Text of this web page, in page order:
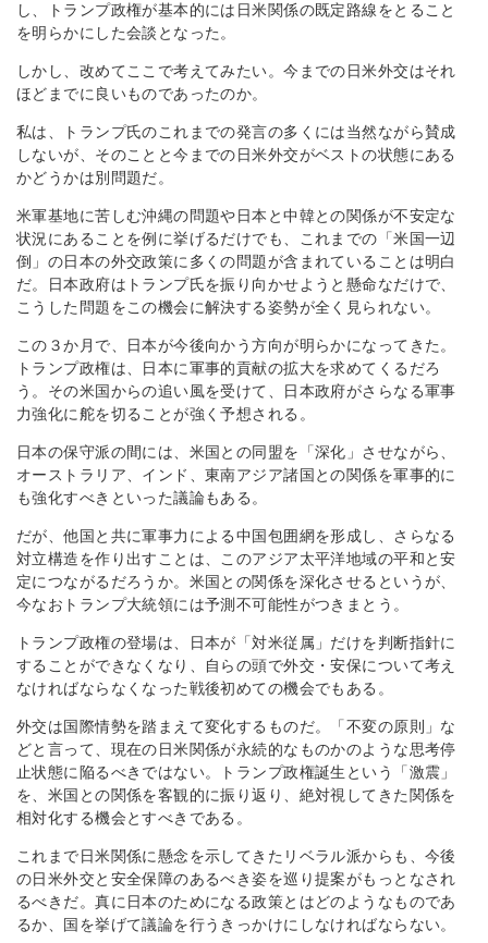
し、トランプ政権が基本的には日米関係の既定路線をとること
を明らかにした会談となった。
しかし、改めてここで考えてみたい。今までの日米外交はそれ
ほどまでに良いものであったのか。
私は、トランプ氏のこれまでの発言の多くには当然ながら賛成
しないが、そのことと今までの日米外交がベストの状態にある
かどうかは別問題だ。
米軍基地に苦しむ沖縄の問題や日本と中韓との関係が不安定な
状況にあることを例に挙げるだけでも、これまでの「米国一辺
倒」の日本の外交政策に多くの問題が含まれていることは明白
だ。日本政府はトランプ氏を振り向かせようと懸命なだけで、
こうした問題をこの機会に解決する姿勢が全く見られない。
この３か月で、日本が今後向かう方向が明らかになってきた。
トランプ政権は、日本に軍事的貢献の拡大を求めてくるだろ
う。その米国からの追い風を受けて、日本政府がさらなる軍事
力強化に舵を切ることが強く予想される。
日本の保守派の間には、米国との同盟を「深化」させながら、
オーストラリア、インド、東南アジア諸国との関係を軍事的に
も強化すべきといった議論もある。
だが、他国と共に軍事力による中国包囲網を形成し、さらなる
対立構造を作り出すことは、このアジア太平洋地域の平和と安
定につながるだろうか。米国との関係を深化させるというが、
今なおトランプ大統領には予測不可能性がつきまとう。
トランプ政権の登場は、日本が「対米従属」だけを判断指針に
することができなくなり、自らの頭で外交・安保について考え
なければならなくなった戦後初めての機会でもある。
外交は国際情勢を踏まえて変化するものだ。「不変の原則」な
どと言って、現在の日米関係が永続的なものかのような思考停
止状態に陥るべきではない。トランプ政権誕生という「激震」
を、米国との関係を客観的に振り返り、絶対視してきた関係を
相対化する機会とすべきである。
これまで日米関係に懸念を示してきたリベラル派からも、今後
の日米外交と安全保障のあるべき姿を巡り提案がもっとなされ
るべきだ。真に日本のためになる政策とはどのようなものであ
るか、国を挙げて議論を行うきっかけにしなければならない。